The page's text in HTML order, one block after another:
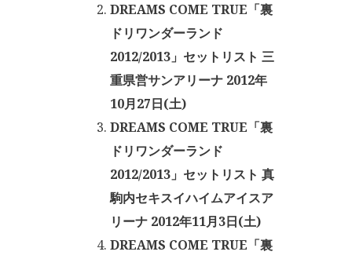
DREAMS COME TRUE「裏
ドリワンダーランド
2012/2013」セットリスト 三
重県営サンアリーナ 2012年
10月27日(土)
DREAMS COME TRUE「裏
ドリワンダーランド
2012/2013」セットリスト 真
駒内セキスイハイムアイスア
リーナ 2012年11月3日(土)
DREAMS COME TRUE「裏